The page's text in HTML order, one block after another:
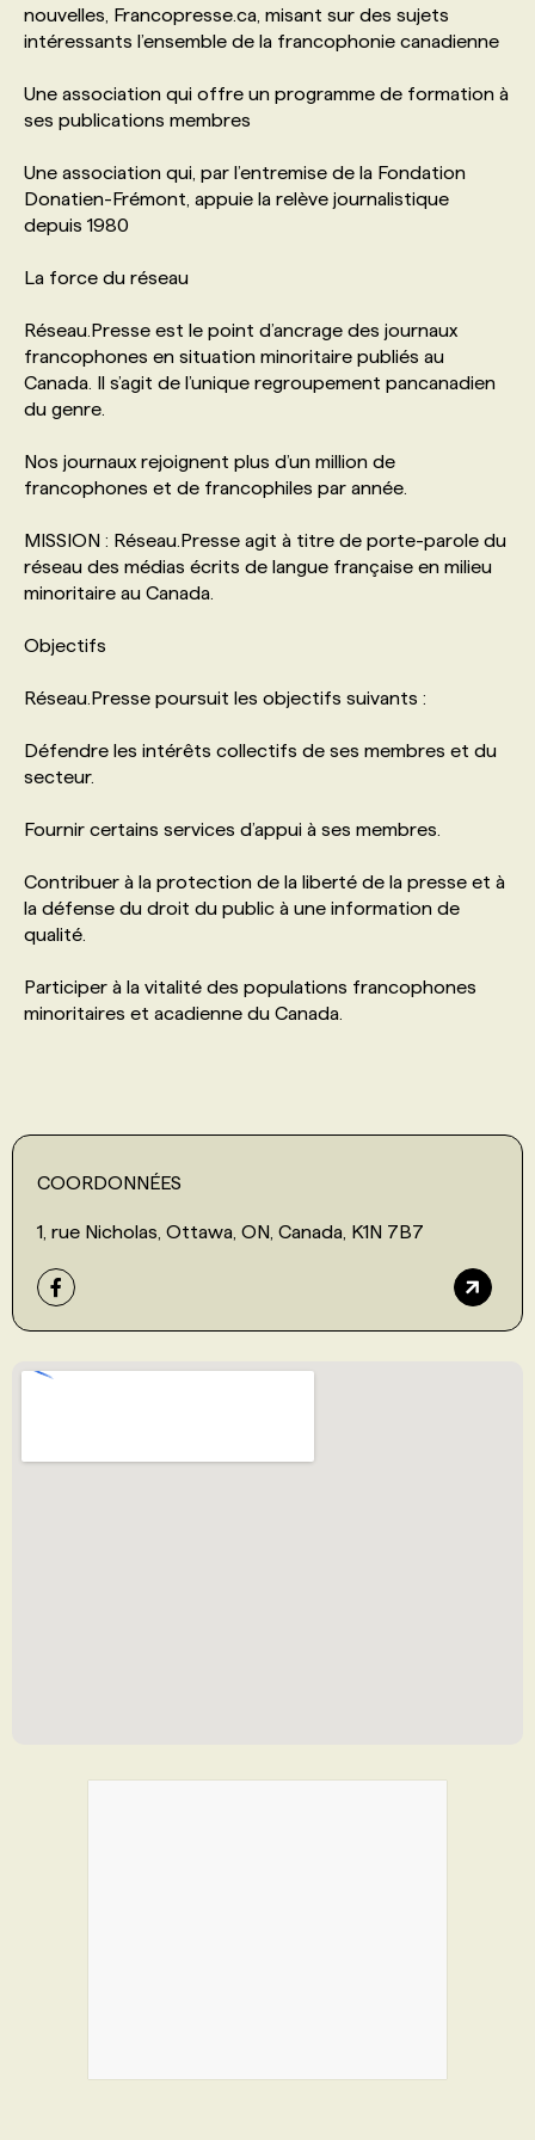
PROGRAMMES DE SUBVENTIONS
FAQ
ANNONCEZ AVEC NOUS
nouvelles, Francopresse.ca, misant sur des sujets
intéressants l’ensemble de la francophonie canadienne
Une association qui offre un programme de formation à
ses publications membres
Une association qui, par l’entremise de la Fondation
Donatien-Frémont, appuie la relève journalistique
depuis 1980
La force du réseau
Réseau.Presse est le point d’ancrage des journaux
francophones en situation minoritaire publiés au
Canada. Il s’agit de l’unique regroupement pancanadien
du genre.
Nos journaux rejoignent plus d’un million de
francophones et de francophiles par année.
MISSION : Réseau.Presse agit à titre de porte-parole du
réseau des médias écrits de langue française en milieu
minoritaire au Canada.
Objectifs
Réseau.Presse poursuit les objectifs suivants :
Défendre les intérêts collectifs de ses membres et du
secteur.
Fournir certains services d’appui à ses membres.
Contribuer à la protection de la liberté de la presse et à
la défense du droit du public à une information de
qualité.
Participer à la vitalité des populations francophones
minoritaires et acadienne du Canada.
COORDONNÉES
1, rue Nicholas, Ottawa, ON, Canada, K1N 7B7